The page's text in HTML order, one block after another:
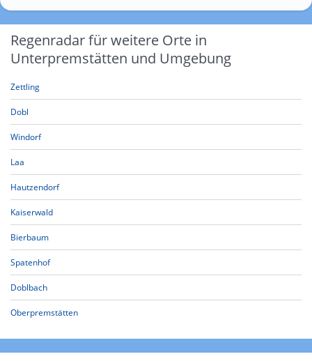
Regenradar für weitere Orte in
Unterpremstätten und Umgebung
Zettling
Dobl
Windorf
Laa
Hautzendorf
Kaiserwald
Bierbaum
Spatenhof
Doblbach
Oberpremstätten